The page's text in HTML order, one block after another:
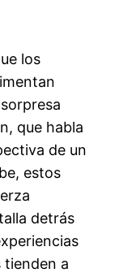
los
que habla
de un
estos
detrás
tienden a